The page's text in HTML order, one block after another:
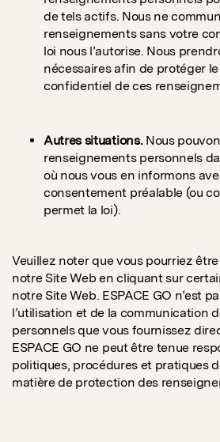
de tels actifs. Nous ne
renseignements sans votre
loi nous l’autorise. Nous
nécessaires afin de protéger
confidentiel de ces
Autres situations.Nous
renseignements personnels
où nous vous en informons
consentement préalable (ou
permet la loi).
Veuillez noter que vous pourriez
notre Site Web en cliquant sur
notre Site Web. ESPACE GO n’est
l’utilisation et de la communication
personnels que vous fournissez
ESPACE GO ne peut être tenue
politiques, procédures et pratiques
matière de protection des